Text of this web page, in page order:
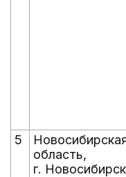
5
область,
г. Новосибирск